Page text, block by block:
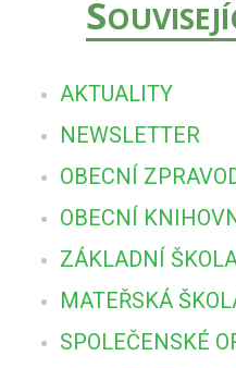
S
AKTUALITY
NEWSLETTER
OBECNÍ
OBECNÍ
ZÁKLADNÍ
MATEŘSKÁ
SPOLEČENSKÉ